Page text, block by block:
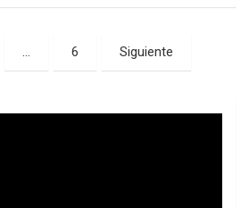
… 6 Siguiente